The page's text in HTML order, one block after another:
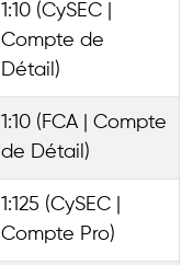
1:10 (CySEC |
Compte de
Détail)
1:10 (FCA | Compte
de Détail)
1:125 (CySEC |
Compte Pro)